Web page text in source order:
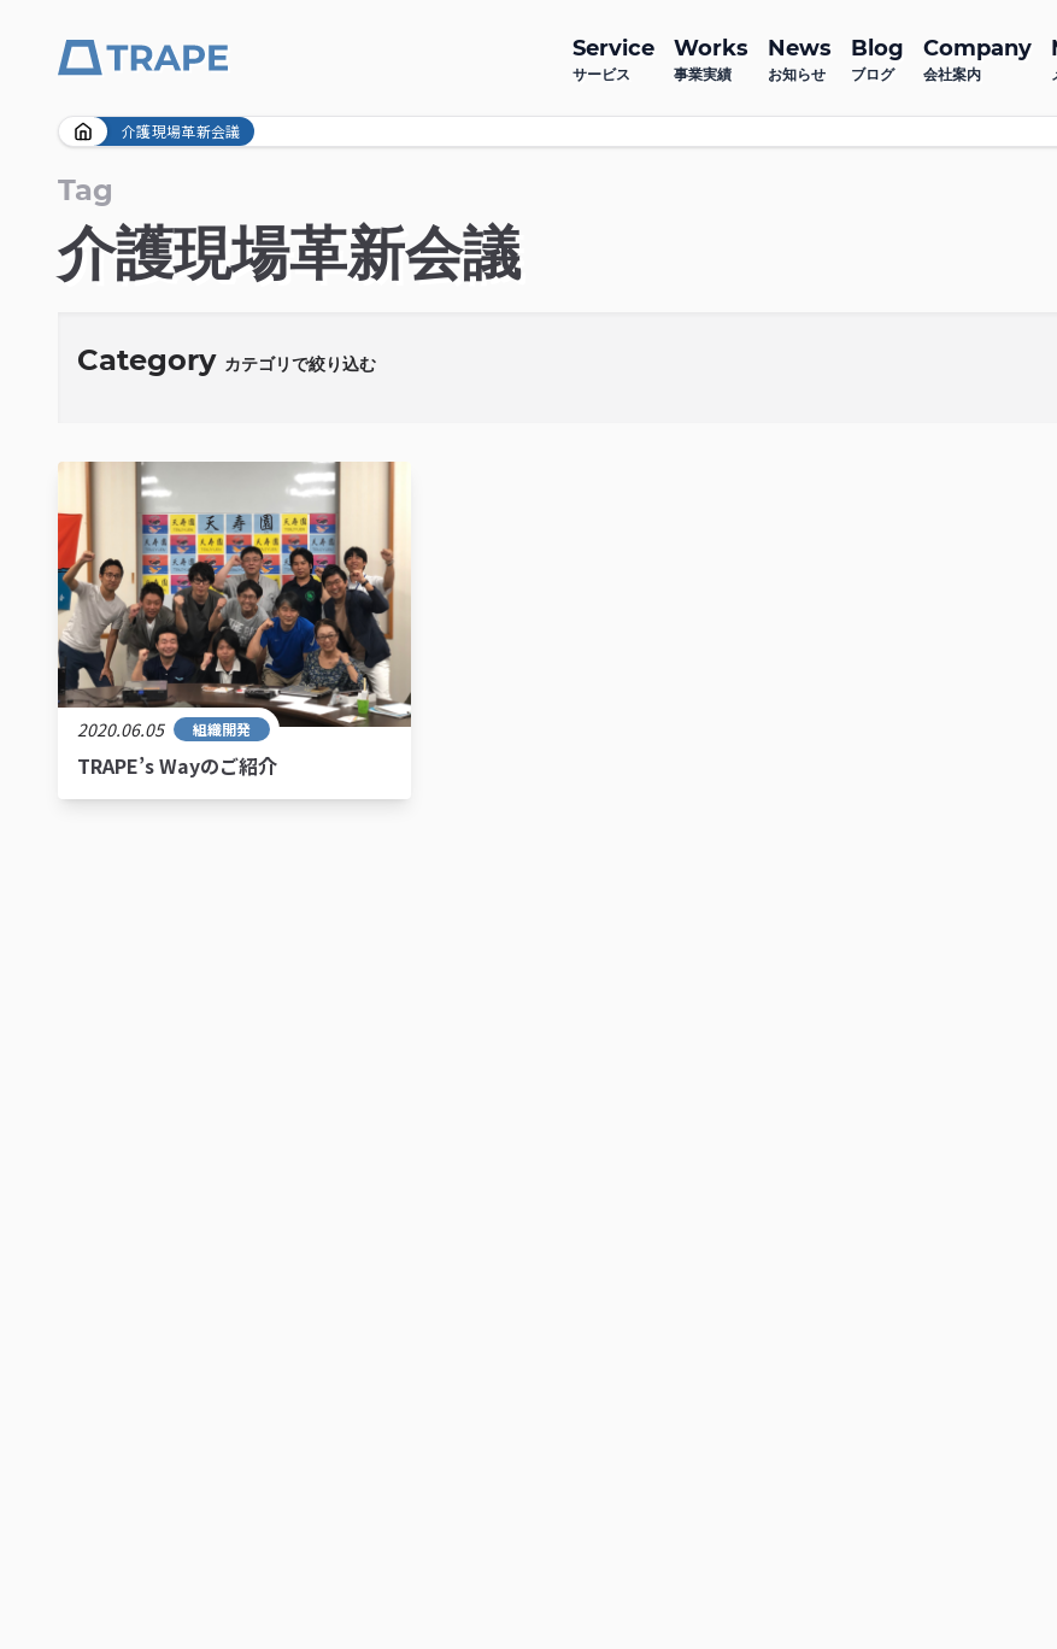
content
Service
サービス
Works
事業実績
News
お知らせ
Blog
ブログ
Company
会社案内
介護現場革新会議
Tag
介護現場革新会議
Category カテゴリで絞り込む
2020.06.05 組織開発
TRAPE’s Wayのご紹介